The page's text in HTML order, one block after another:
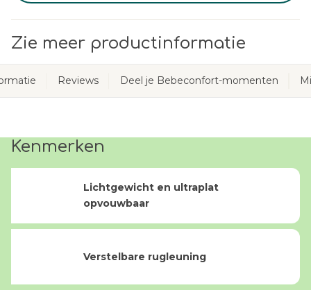
Zie meer productinformatie
Reviews Deel je Bebeconfort-momenten
Kenmerken
Lichtgewicht en ultraplat
opvouwbaar
Verstelbare rugleuning